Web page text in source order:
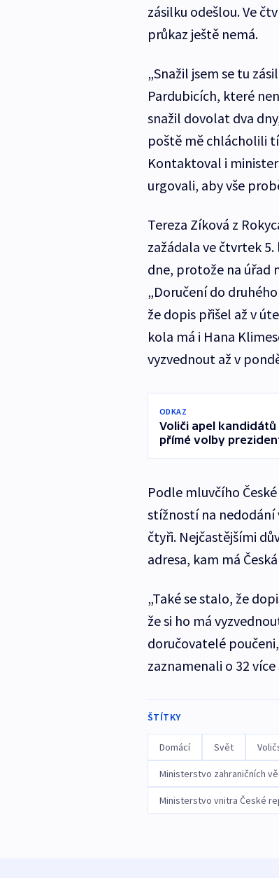
zásilku odešlou. Ve
průkaz ještě nemá.
„Snažil jsem se tu
Pardubicích, které
snažil dovolat dva
poště mě chlácholili
Kontaktoval i
urgovali, aby vše
Tereza Zíková z
zažádala ve čtvrtek
dne, protože na úřad
„Doručení do
že dopis přišel až v
kola má i Hana
vyzvednout až v
ODKAZ
Voliči apel
přímé volby
Podle mluvčího
stížností na nedodání
čtyři. Nejčastějšími
adresa, kam má
„Také se stalo, že
že si ho má
doručovatelé
zaznamenali o 32
ŠTÍTKY
Domácí Svět
Ministerstvo zahraničních
Ministerstvo vnitra České